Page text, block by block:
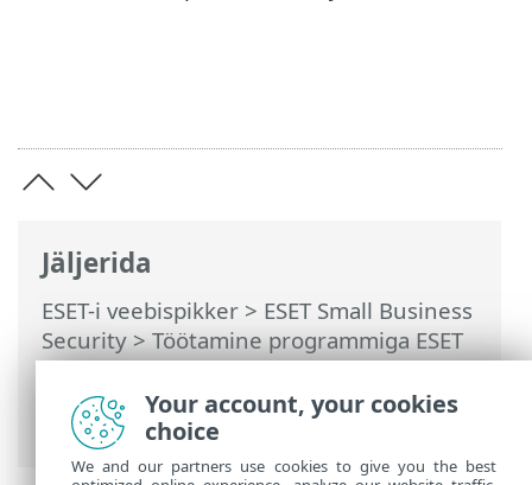
Jäljerida
ESET-i veebispikker > ESET Small Business
Security>Töötamine programmiga ESET
Small Business Security>Täpsem
häälestus >Kaitsed>Veebikasutuse
kaitse> HTTP(S) liikluse kontrollimine
Your account, your cookies
choice
We and our partners use cookies to give you the best